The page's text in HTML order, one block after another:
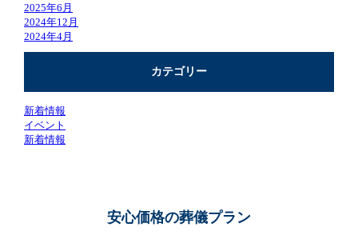
2025年6月
2024年12月
2024年4月
カテゴリー
新着情報
イベント
新着情報
安心価格の葬儀プラン